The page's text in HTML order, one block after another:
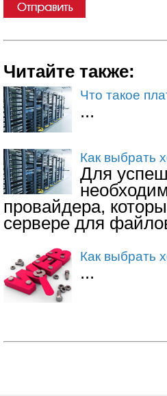
Читайте также:
Что такое
...
Как выбрать
Для
провайдера,
сервере для
Как выбрать
...